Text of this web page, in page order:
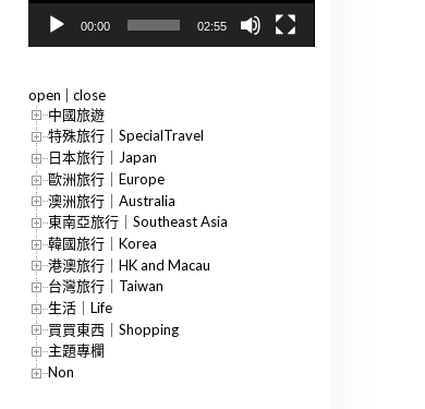
00:00 02:55
open
close
中國旅遊
特殊旅行｜SpecialTravel
日本旅行｜Japan
歐洲旅行｜Europe
澳洲旅行｜Australia
東南亞旅行｜Southeast Asia
韓國旅行｜Korea
港澳旅行｜HK and Macau
台灣旅行｜Taiwan
生活｜Life
買買東西｜Shopping
主題專欄
Non